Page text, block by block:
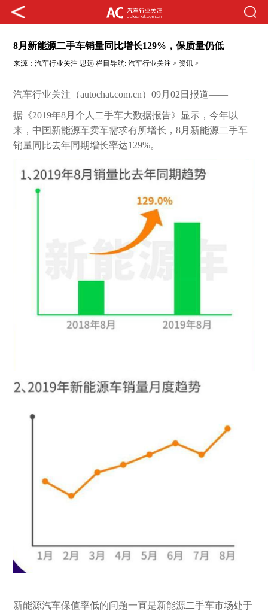
8月新能源二手车销量同比增长129%，保质量仍低
来源：汽车行业关注 思远 栏目导航:汽车行业关注 > 资讯 >
汽车行业关注（autochat.com.cn）09月02日报道——
据《2019年8月个人二手车大数据报告》显示，今年以
来，中国新能源车卖车需求有所增长，8月新能源二手车
销量同比去年同期增长率达129%。
新能源汽车保值率低的问题一直是新能源二手车市场处于